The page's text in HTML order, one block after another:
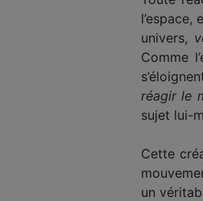
univers,
Comme
réagir le
sujet lui-
Cette
un